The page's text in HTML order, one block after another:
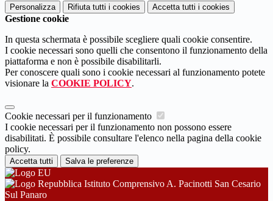
Personalizza Rifiuta tutti i cookies Accetta tutti i cookies
Gestione cookie
In questa schermata è possibile scegliere quali cookie consentire.
I cookie necessari sono quelli che consentono il funzionamento della
piattaforma e non è possibile disabilitarli.
Per conoscere quali sono i cookie necessari al funzionamento potete
visionare la COOKIE POLICY.
Cookie necessari per il funzionamento
I cookie necessari per il funzionamento non possono essere
disabilitati. È possibile consultare l'elenco nella pagina della cookie
policy.
Accetta tutti Salva le preferenze
Istituto Comprensivo A. Pacinotti San Cesario
Sul Panaro